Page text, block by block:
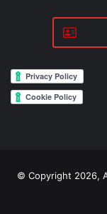
© Copyright 2026,